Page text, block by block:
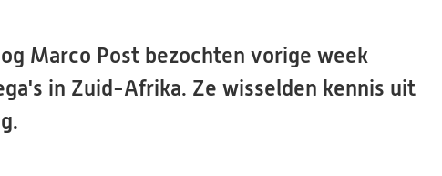
Marco Post bezochten vorige week
in Zuid-Afrika. Ze wisselden kennis uit